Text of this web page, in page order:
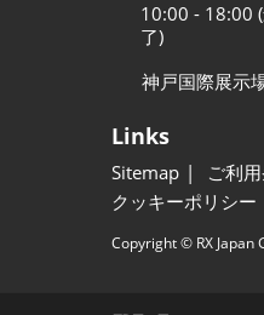
10:00 - 18:00
了)
神戸国際展示
Links
Sitemap ご利
クッキーポリシー
Copyright © RX Japan